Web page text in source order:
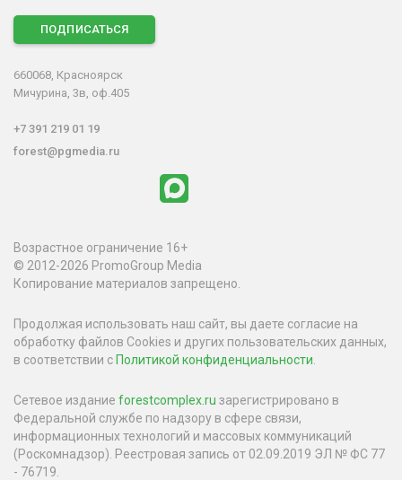
ПОДПИСАТЬСЯ
660068, Красноярск
Мичурина, 3в, оф.405
+7 391 219 01 19
forest@pgmedia.ru
Возрастное ограничение 16+
© 2012-2026 PromoGroup Media
Копирование материалов запрещено.
Продолжая использовать наш сайт, вы даете согласие на
обработку файлов Cookies и других пользовательских данных,
в соответствии с Политикой конфиденциальности.
Сетевое издание forestcomplex.ru зарегистрировано в
Федеральной службе по надзору в сфере связи,
информационных технологий и массовых коммуникаций
(Роскомнадзор). Реестровая запись от 02.09.2019 ЭЛ № ФС 77
- 76719.